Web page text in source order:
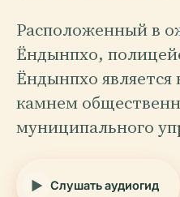
Расположенный в
Ёндынпхо,
Ёндынпхо
камнем
муниципального
Слушать аудиогид